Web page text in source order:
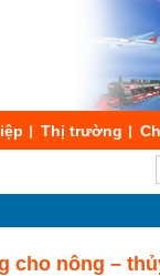
Thị trường
cho nông –